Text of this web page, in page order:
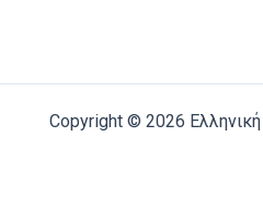
Copyright © 2026